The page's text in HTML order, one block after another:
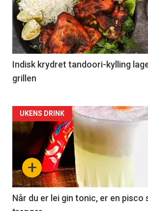
Indisk krydret tandoori-kylling
grillen
Forsiden
akkurat
nå
-
2
+
UKENS DRINK
Når du er lei gin tonic, er en pisco